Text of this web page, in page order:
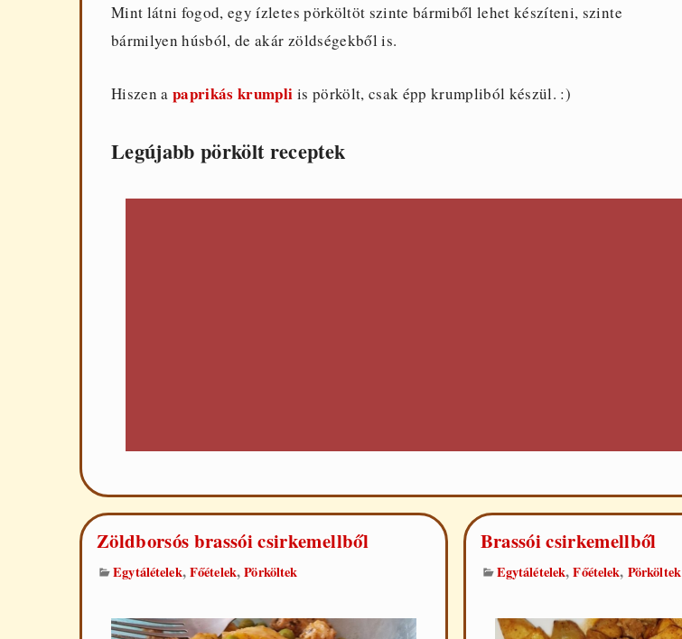
Mint látni fogod, egy ízletes pörköltöt szinte bármiből lehet készíteni, szinte
bármilyen húsból, de akár zöldségekből is.
Hiszen apaprikás krumpli is pörkölt, csak épp krumpliból készül. :)
Legújabb pörkölt receptek
Zöldborsós brassói csirkemellből
Egytálételek,Főételek,Pörköltek
Brassói csirkemellből
Egytálételek,Főételek, Pörköltek